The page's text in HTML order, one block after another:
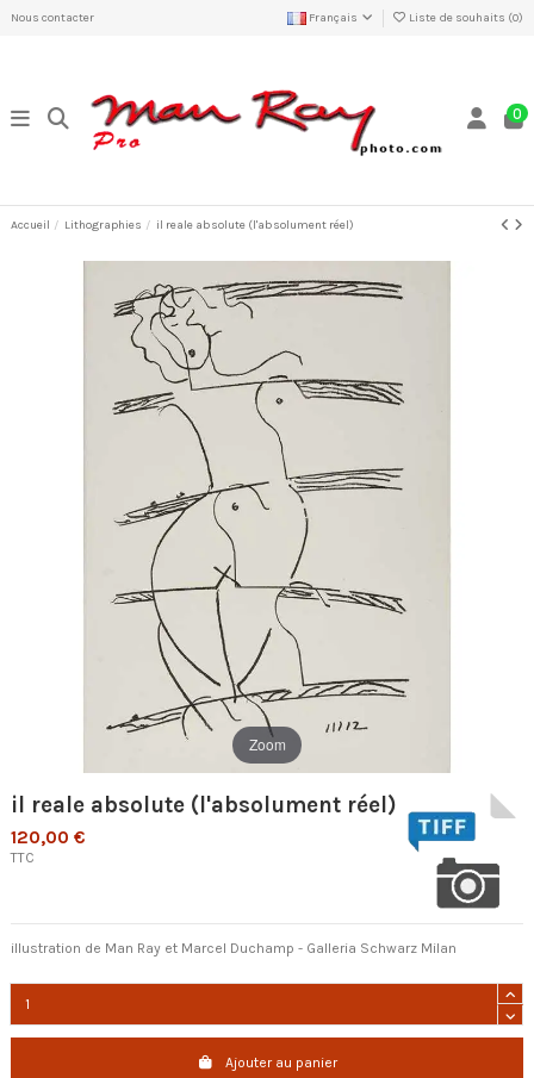
Nous contacter Français Liste de souhaits (0)
0
Accueil Lithographies il reale absolute (l'absolument réel)
Zoom
il reale absolute (l'absolument réel)
120,00 €
TTC
illustration de Man Ray et Marcel Duchamp - Galleria Schwarz Milan
Ajouter au panier